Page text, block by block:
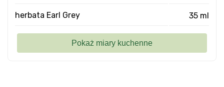
herbata Earl Grey 35 ml